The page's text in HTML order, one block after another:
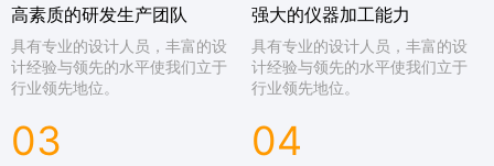
高素质的研发生产团队
具有专业的设计人员，丰富的设
计经验与领先的水平使我们立于
行业领先地位。
强大的仪器加工能力
具有专业的设计人员，丰富的设
计经验与领先的水平使我们立于
行业领先地位。
03 04